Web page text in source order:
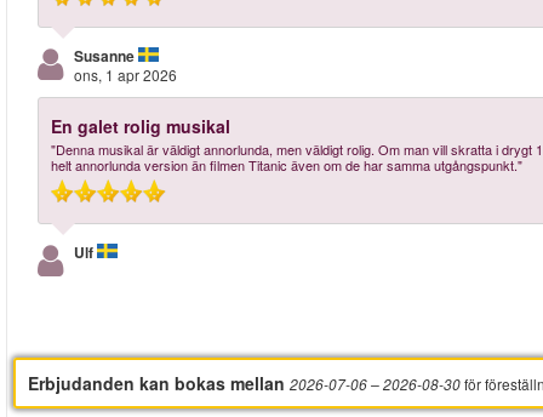
Susanne
ons, 1 apr 2026
En galet rolig musikal
"Denna musikal är väldigt annorlunda, men väldigt rolig. Om man vill skratta i
helt annorlunda version än filmen Titanic även om de har samma utgångspunkt."
Ulf
Erbjudanden kan bokas mellan 2026-07-06– 2026-08-30för